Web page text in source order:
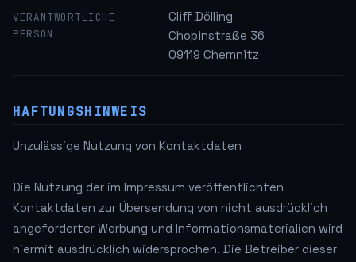
VERANTWORTLICHE
PERSON
Cliff Dölling
Chopinstraße 36
09119 Chemnitz
HAFTUNGSHINWEIS
Unzulässige Nutzung von Kontaktdaten
Die Nutzung der im Impressum veröffentlichten
Kontaktdaten zur Übersendung von nicht ausdrücklich
angeforderter Werbung und Informationsmaterialien wird
hiermit ausdrücklich widersprochen. Die Betreiber dieser